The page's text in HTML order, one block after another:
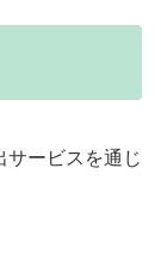
サービスを通じ